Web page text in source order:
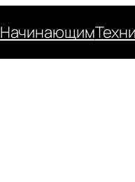
Начинающим